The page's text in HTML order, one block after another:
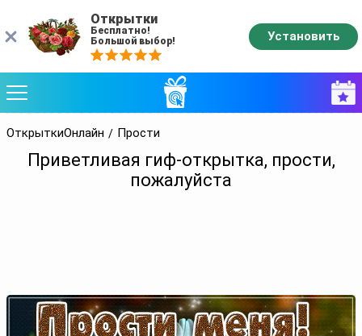
ОткрыткиОнлайн Прости
Приветливая гиф-открытка, прости,
пожалуйста
Открытки
Бесплатно!
Большой выбор!
Установить